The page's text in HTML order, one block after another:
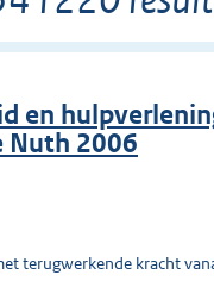
en
Nuth 2006
terugwerkende kracht